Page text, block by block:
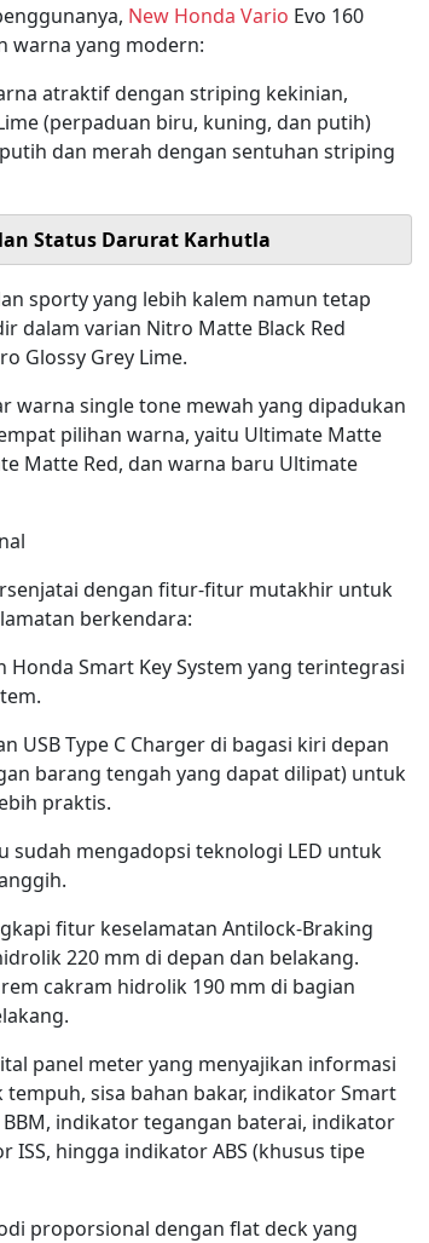
New Honda Vario Evo 160
warna yang modern:
atraktif dengan striping kekinian,
(perpaduan biru, kuning, dan putih)
dan merah dengan sentuhan striping
Status Darurat Karhutla
sporty yang lebih kalem namun tetap
dalam varian Nitro Matte Black Red
Glossy Grey Lime.
warna single tone mewah yang dipadukan
pilihan warna, yaitu Ultimate Matte
Matte Red, dan warna baru Ultimate
dengan fitur-fitur mutakhir untuk
berkendara:
Honda Smart Key System yang terintegrasi
USB Type C Charger di bagasi kiri depan
barang tengah yang dapat dilipat) untuk
praktis.
sudah mengadopsi teknologi LED untuk
fitur keselamatan Antilock-Braking
220 mm di depan dan belakang.
cakram hidrolik 190 mm di bagian
panel meter yang menyajikan informasi
sisa bahan bakar, indikator Smart
indikator tegangan baterai, indikator
hingga indikator ABS (khusus tipe
proporsional dengan flat deck yang